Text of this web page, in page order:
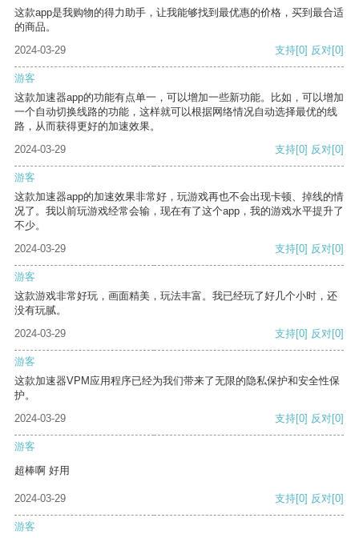
这款app是我购物的得力助手，让我能够找到最优惠的价格，买到最合适
的商品。
2024-03-29
支持[0] 反对[0]
游客
这款加速器app的功能有点单一，可以增加一些新功能。比如，可以增加
一个自动切换线路的功能，这样就可以根据网络情况自动选择最优的线
路，从而获得更好的加速效果。
2024-03-29
支持[0] 反对[0]
游客
这款加速器app的加速效果非常好，玩游戏再也不会出现卡顿、掉线的情
况了。我以前玩游戏经常会输，现在有了这个app，我的游戏水平提升了
不少。
2024-03-29
支持[0] 反对[0]
游客
这款游戏非常好玩，画面精美，玩法丰富。我已经玩了好几个小时，还
没有玩腻。
2024-03-29
支持[0] 反对[0]
游客
这款加速器VPM应用程序已经为我们带来了无限的隐私保护和安全性保
护。
2024-03-29
支持[0] 反对[0]
游客
超棒啊 好用
2024-03-29 支持[0] 反对[0]
游客